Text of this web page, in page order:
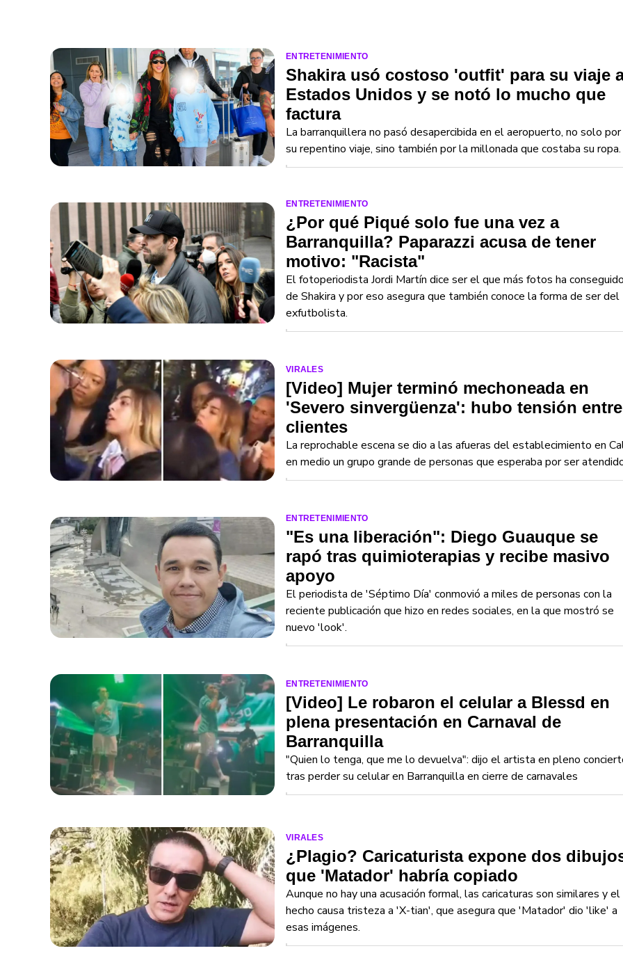
ENTRETENIMIENTO
Shakira usó costoso 'outfit' para su viaje
Estados Unidos y se notó lo mucho que
factura
La barranquillera no pasó desapercibida en el aeropuerto, no solo por
su repentino viaje, sino también por la millonada que costaba su ropa.
ENTRETENIMIENTO
¿Por qué Piqué solo fue una vez a
Barranquilla? Paparazzi acusa de tener
motivo: "Racista"
El fotoperiodista Jordi Martín dice ser el que más fotos ha
de Shakira y por eso asegura que también conoce la forma de ser del
exfutbolista.
VIRALES
[Video] Mujer terminó mechoneada en
'Severo sinvergüenza': hubo tensión entre
clientes
La reprochable escena se dio a las afueras del establecimiento en
en medio un grupo grande de personas que esperaba por ser
ENTRETENIMIENTO
"Es una liberación": Diego Guauque se
rapó tras quimioterapias y recibe masivo
apoyo
El periodista de 'Séptimo Día' conmovió a miles de personas con la
reciente publicación que hizo en redes sociales, en la que mostró se
nuevo 'look'.
ENTRETENIMIENTO
[Video] Le robaron el celular a Blessd en
plena presentación en Carnaval de
Barranquilla
"Quien lo tenga, que me lo devuelva": dijo el artista en pleno
tras perder su celular en Barranquilla en cierre de carnavales
VIRALES
¿Plagio? Caricaturista expone dos
que 'Matador' habría copiado
Aunque no hay una acusación formal, las caricaturas son similares y el
hecho causa tristeza a 'X-tian', que asegura que 'Matador' dio 'like' a
esas imágenes.